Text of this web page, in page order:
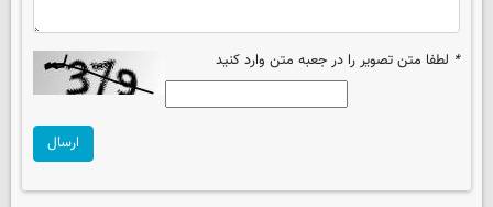
* لطفا متن تصویر را در جعبه متن وارد کنید
ارسال